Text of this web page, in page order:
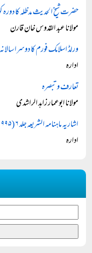
حضرت شیخ الحدیث مدظلہ کا دورہ
مولانا عبد القدوس خان قارن
ورلڈ اسلامک فورم کا دوسرا سالانہ
ادارہ
تعارف و تبصرہ
مولانا ابوعمار زاہد الراشدی
اشاریہ ماہنامہ الشریعہ جلد ۶ (۱۹۹۵ء)
ادارہ